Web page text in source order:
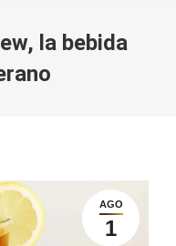
la bebida
AGO
1